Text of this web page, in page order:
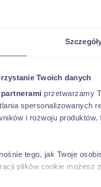
Twoich danych
przetwarzamy
spersonalizowanych
i rozwoju
tego, jak Twoje
plików cookie możesz